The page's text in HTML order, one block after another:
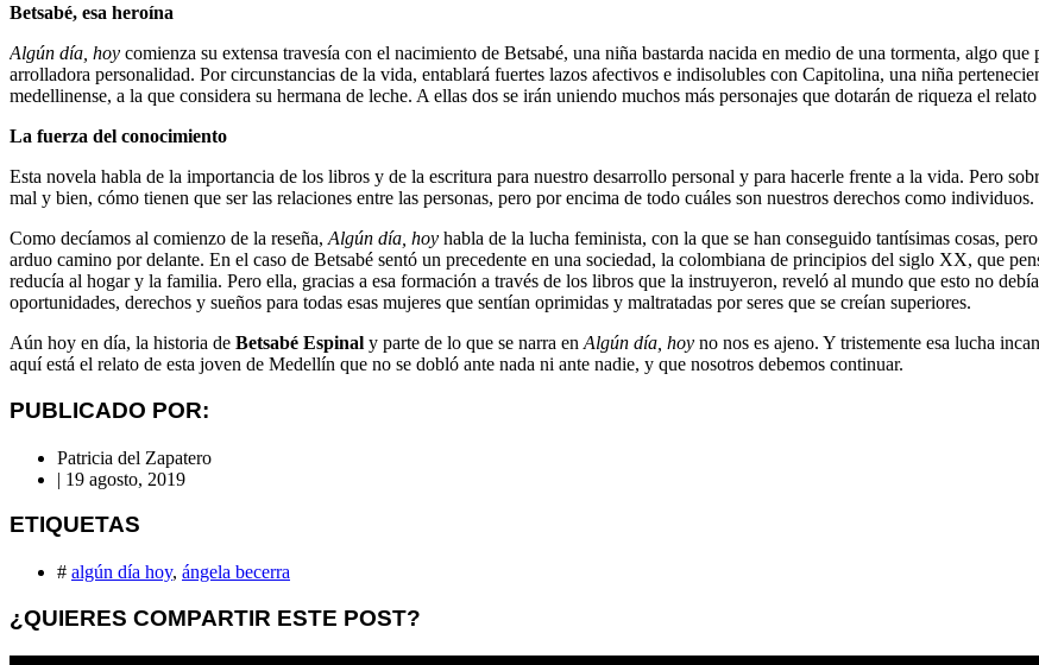
Betsabé, esa heroína
Algún día, hoy comienza su extensa travesía con el nacimiento de Betsabé, una niña bastarda nacida en medio de una tormenta, algo que
arrolladora personalidad. Por circunstancias de la vida, entablará fuertes lazos afectivos e indisolubles con Capitolina, una niña
medellinense, a la que considera su hermana de leche. A ellas dos se irán uniendo muchos más personajes que dotarán de riqueza el
La fuerza del conocimiento
Esta novela habla de la importancia de los libros y de la escritura para nuestro desarrollo personal y para hacerle frente a la vida. Pero
mal y bien, cómo tienen que ser las relaciones entre las personas, pero por encima de todo cuáles son nuestros derechos como individuos.
Como decíamos al comienzo de la reseña, Algún día, hoy habla de la lucha feminista, con la que se han conseguido tantísimas cosas,
arduo camino por delante. En el caso de Betsabé sentó un precedente en una sociedad, la colombiana de principios del siglo XX, que
reducía al hogar y la familia. Pero ella, gracias a esa formación a través de los libros que la instruyeron, reveló al mundo que esto no
oportunidades, derechos y sueños para todas esas mujeres que sentían oprimidas y maltratadas por seres que se creían superiores.
Aún hoy en día, la historia de Betsabé Espinal y parte de lo que se narra en Algún día, hoy no nos es ajeno. Y tristemente esa lucha
aquí está el relato de esta joven de Medellín que no se dobló ante nada ni ante nadie, y que nosotros debemos continuar.
PUBLICADO POR:
Patricia del Zapatero
| 19 agosto, 2019
ETIQUETAS
# algún día hoy, ángela becerra
¿QUIERES COMPARTIR ESTE POST?